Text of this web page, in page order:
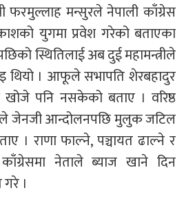
फरमुल्लाह मन्सुरले नेपाली काँग्रेस
युगमा प्रवेश गरेको बताएका
स्थितिलाई अब दुई महामन्त्रीले
थियो । आफूले सभापति शेरबहादुर
पनि नसकेको बताए । वरिष्ठ
जेनजी आन्दोलनपछि मुलुक जटिल
। राणा फाल्ने, पञ्चायत ढाल्ने र
नेताले ब्याज खाने दिन
।